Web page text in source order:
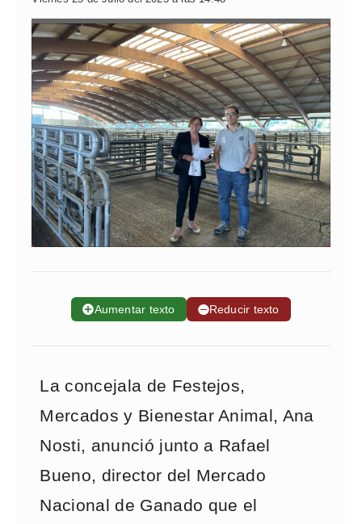
➕Aumentar texto ➖Reducir texto
La concejala de Festejos,
Mercados y Bienestar Animal, Ana
Nosti, anunció junto a Rafael
Bueno, director del Mercado
Nacional de Ganado que el